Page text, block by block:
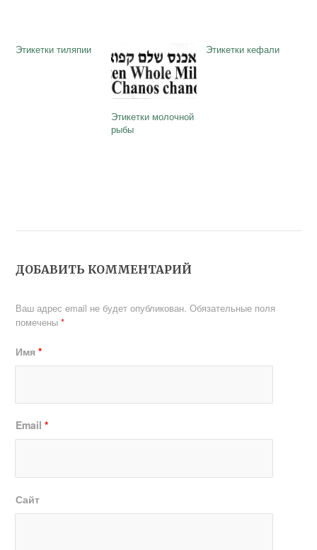
Этикетки тиляпии
Этикетки молочной
рыбы
Этикетки кефали
ДОБАВИТЬ КОММЕНТАРИЙ
Ваш адрес email не будет опубликован. Обязательные поля
помечены*
Имя*
Email*
Сайт